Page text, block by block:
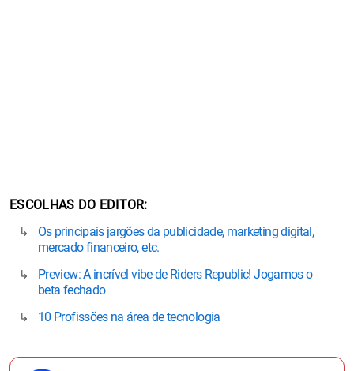
ESCOLHAS DO EDITOR
Os principais jargões da publicidade, marketing digital,
mercado financeiro, etc.
Preview: A incrível vibe de Riders Republic! Jogamos o
beta fechado
10 Profissões na área de tecnologia